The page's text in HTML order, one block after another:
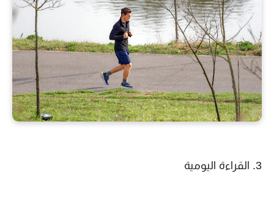
3. القراءة اليومية